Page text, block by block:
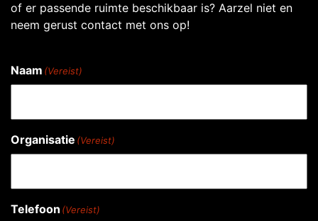
of er passende ruimte beschikbaar is? Aarzel niet en
neem gerust contact met ons op!
Naam (Vereist)
Organisatie (Vereist)
Telefoon (Vereist)